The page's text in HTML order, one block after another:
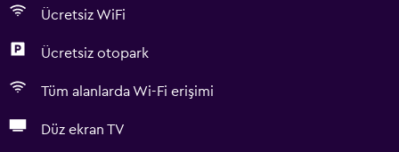
Ücretsiz WiFi
Ücretsiz otopark
Tüm alanlarda Wi-Fi erişimi
Düz ekran TV